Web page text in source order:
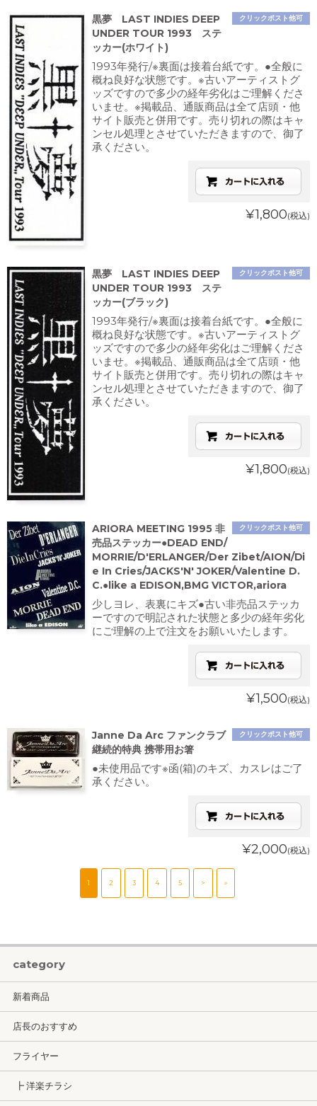
クリックポスト他可
黒夢 LAST INDIES DEEP
UNDER TOUR 1993 ステ
ッカー(ホワイト)
1993年発行/※裏面は接着台紙です。●全般に
概ね良好な状態です。※古いアーティストグ
ッズですので多少の経年劣化はご理解くださ
いませ。※掲載品、通販商品は全て店頭・他
サイト販売と併用です。売り切れの際はキャ
ンセル処理とさせていただきますので、御了
承ください。
¥1,800(税込)
クリックポスト他可
黒夢 LAST INDIES DEEP
UNDER TOUR 1993 ステ
ッカー(ブラック)
1993年発行/※裏面は接着台紙です。●全般に
概ね良好な状態です。※古いアーティストグ
ッズですので多少の経年劣化はご理解くださ
いませ。※掲載品、通販商品は全て店頭・他
サイト販売と併用です。売り切れの際はキャ
ンセル処理とさせていただきますので、御了
承ください。
¥1,800(税込)
クリックポスト他可
ARIORA MEETING 1995 非
売品ステッカー●DEAD END/
MORRIE/D'ERLANGER/Der Zibet/AION/Di
e In Cries/JACKS'N' JOKER/Valentine D.
C.●like a EDISON,BMG VICTOR,ariora
少しヨレ、表裏にキズ●古い非売品ステッカ
ーですので明記された状態と多少の経年劣化
にご理解の上で注文をお願いいたします。
¥1,500(税込)
クリックポスト他可
Janne Da Arc ファンクラブ
継続的特典 携帯用お箸
●未使用品です※函(箱)のキズ、カスレはご了
承ください。
¥2,000(税込)
1 2 3 4 5 > »
category
新着商品
店長のおすすめ
フライヤー
┣ 洋楽チラシ